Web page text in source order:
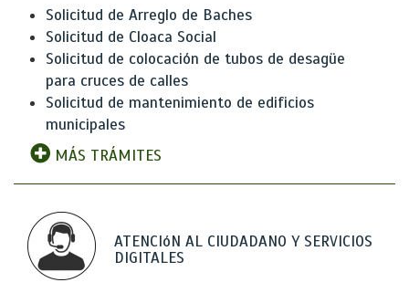
Solicitud de Arreglo de Baches
Solicitud de Cloaca Social
Solicitud de colocación de tubos de desagüe
para cruces de calles
Solicitud de mantenimiento de edificios
municipales
MÁS TRÁMITES
ATENCIóN AL CIUDADANO Y SERVICIOS
DIGITALES